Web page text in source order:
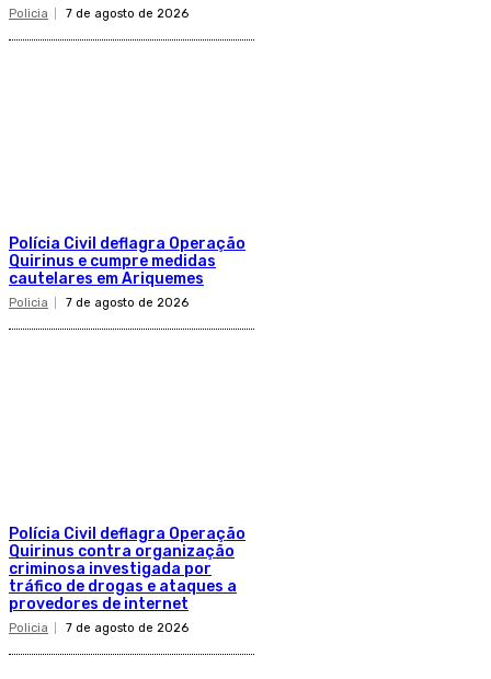
Policia 7 de agosto de 2026
Polícia Civil deflagra Operação
Quirinus e cumpre medidas
cautelares em Ariquemes
Policia 7 de agosto de 2026
Polícia Civil deflagra Operação
Quirinus contra organização
criminosa investigada por
tráfico de drogas e ataques a
provedores de internet
Policia 7 de agosto de 2026